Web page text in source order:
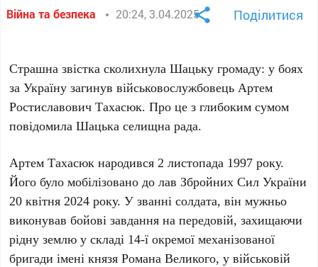
Війна та безпека 20:24, 3.04.2025 Поділитися
Страшна звістка сколихнула Шацьку громаду: у боях
за Україну загинув військовослужбовець Артем
Ростиславович Тахасюк. Про це з глибоким сумом
повідомила Шацька селищна рада.
Артем Тахасюк народився 2 листопада 1997 року.
Його було мобілізовано до лав Збройних Сил України
20 квітня 2024 року. У званні солдата, він мужньо
виконував бойові завдання на передовій, захищаючи
рідну землю у складі 14-ї окремої механізованої
бригади імені князя Романа Великого, у військовій